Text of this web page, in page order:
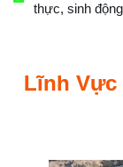
thực, sinh
Lĩnh Vực